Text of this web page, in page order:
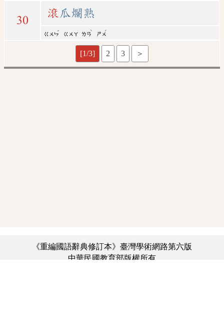
30
滾 瓜爛熟
ㄍㄨㄣ
ˇ
ㄍㄨㄚ ㄌㄢ
ˋ
ㄕㄨ
ˊ
[1/3] 2 3 ＞
《重編國語辭典修訂本》臺灣學術網路第六版
中華民國教育部版權所有